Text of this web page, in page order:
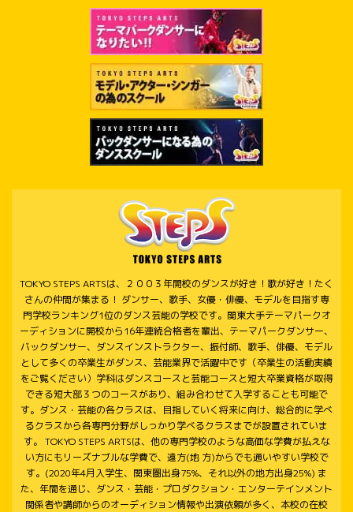
TOKYO STEPS ARTSは、２００３年開校のダンスが好き！歌が好き！たく
さんの仲間が集まる！ ダンサー、歌手、女優・俳優、モデルを目指す専
門学校ランキング1位のダンス芸能の学校です。関東大手テーマパークオ
ーディションに開校から16年連続合格者を輩出、テーマパークダンサー、
バックダンサー、ダンスインストラクター、振付師、歌手、俳優、モデル
として多くの卒業生がダンス、芸能業界で活躍中です（卒業生の活動実績
をご覧ください）学科はダンスコースと芸能コースと短大卒業資格が取得
できる短大部３つのコースがあり、組み合わせて入学することも可能で
す。ダンス・芸能の各クラスは、目指していく将来に向け、総合的に学べ
るクラスから各専門分野がしっかり学べるクラスまでが設置されていま
す。 TOKYO STEPS ARTSは、他の専門学校のような高価な学費が払えな
い方にもリーズナブルな学費で、遠方(地 方)からでも通いやすい学校で
す。(2020年4月入学生、関東圏出身75%、それ以外の地方出身25%) ま
た、年間を通じ、ダンス・芸能・プロダクション・エンターテインメント
関係者や講師からのオーディション情報や出演依頼が多く、本校の在校